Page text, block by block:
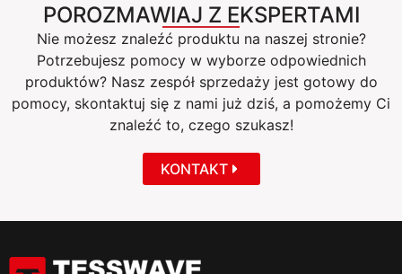
POROZMAWIAJ Z EKSPERTAMI
Nie możesz znaleźć produktu na naszej stronie?
Potrzebujesz pomocy w wyborze odpowiednich
produktów? Nasz zespół sprzedaży jest gotowy do
pomocy, skontaktuj się z nami już dziś, a pomożemy Ci
znaleźć to, czego szukasz!
KONTAKT